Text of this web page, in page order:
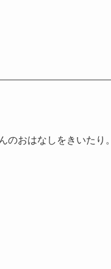
おはなしをきいたり。